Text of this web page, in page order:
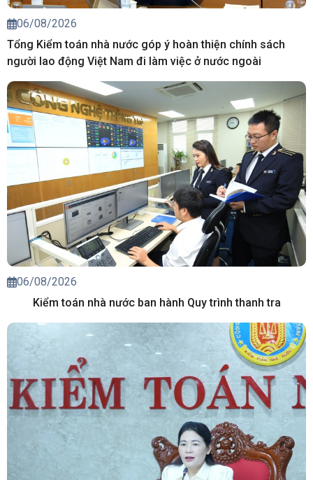
06/08/2026
Tổng Kiểm toán nhà nước góp ý hoàn thiện chính sách
người lao động Việt Nam đi làm việc ở nước ngoài
06/08/2026
Kiểm toán nhà nước ban hành Quy trình thanh tra